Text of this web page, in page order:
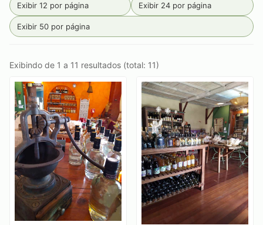
Exibir 12 por página Exibir 24 por página
Exibir 50 por página
Exibindo de 1 a 11 resultados (total: 11)